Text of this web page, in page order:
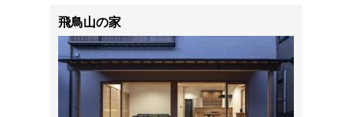
飛鳥山の家